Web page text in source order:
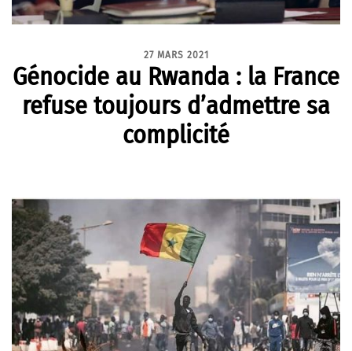
27 MARS 2021
Génocide au Rwanda : la France
refuse toujours d’admettre sa
complicité